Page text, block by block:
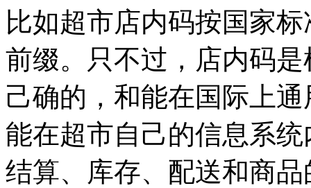
比如超市店内码按国家
前缀。只不过，店内码
己确的，和能在国际上
能在超市自己的信息系
结算、库存、配送和商